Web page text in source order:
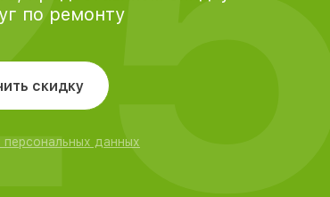
по ремонту
скидку
персональных данных